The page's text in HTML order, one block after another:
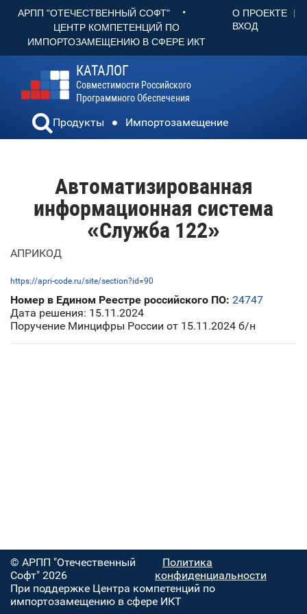
АРПП "ОТЕЧЕСТВЕННЫЙ СОФТ" •
ЦЕНТР КОМПЕТЕНЦИЙ ПО
ИМПОРТОЗАМЕЩЕНИЮ В СФЕРЕ ИКТ
О ПРОЕКТЕ
ВХОД
КАТАЛОГ
Совместимости Российского
Программного Обеспечения
Продукты Импортозамещение
Автоматизированная
информационная система
«Служба 122»
АПРИКОД
https://apri-code.ru/site/section?id=90
Номер в Едином Реестре российского ПО: 24747
Дата решения: 15.11.2024
Поручение Минцифры России от 15.11.2024 б/н
© АРПП "Отечественный
Софт" 2026
Политика
конфиденциальности
При поддержке Центра компетенций по
импортозамещению в сфере ИКТ